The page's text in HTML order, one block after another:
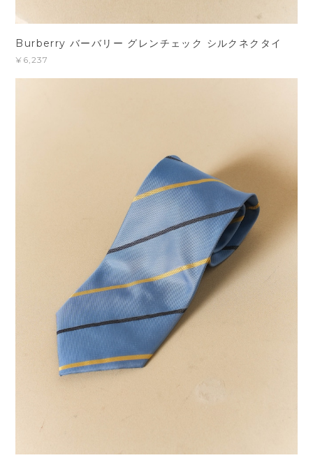
Burberry バーバリー グレンチェック シルクネクタイ
¥6,237